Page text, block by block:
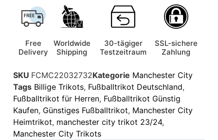
Free
Delivery
Worldwide
Shipping
30-tägiger
Testzeitraum
SSL-sichere
Zahlung
SKU FCMC22032732Kategorie Manchester City
Tags Billige Trikots, Fußballtrikot Deutschland,
Fußballtrikot für Herren, Fußballtrikot Günstig
Kaufen, Günstiges Fußballtrikot, Manchester City
Heimtrikot, manchester city trikot 23/24,
Manchester City Trikots